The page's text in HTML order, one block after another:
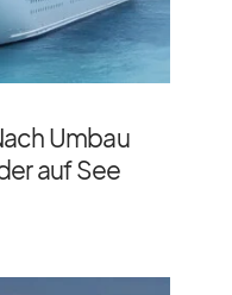
Umbau
auf See